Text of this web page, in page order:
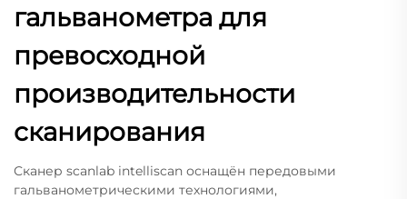
гальванометра для
превосходной
производительности
сканирования
Сканер scanlab intelliscan оснащён передовыми
гальванометрическими технологиями,